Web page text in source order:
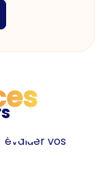
évaluer vos